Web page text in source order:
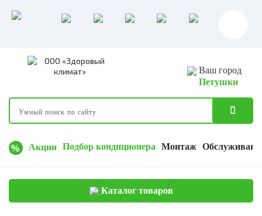
Ваш город
Петушки
Акции Подбор кондиционера Монтаж
Каталог товаров